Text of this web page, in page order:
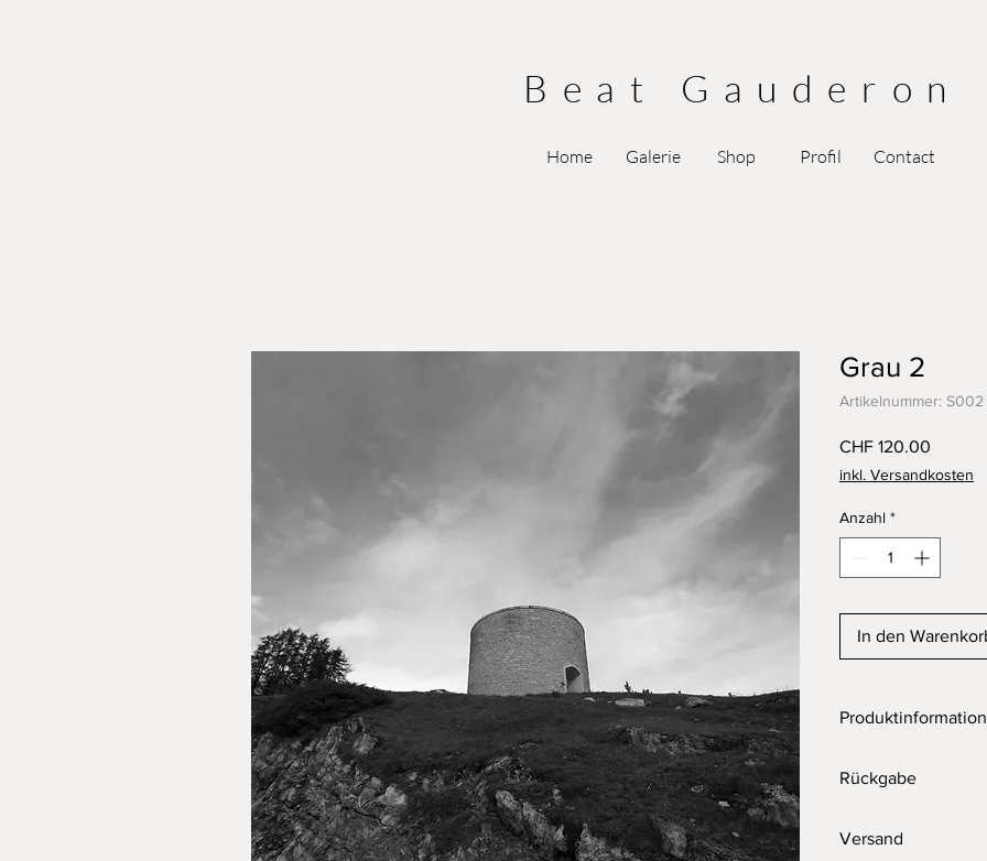
Beat Gauderon
Home Galerie Shop Profil Contact
Grau 2
Artikelnummer: S002
CHF 120.00
inkl. Versandkosten
Anzahl *
In den
Produktinformation
Motivgrösse: 20x20
Rückgabe
Versand